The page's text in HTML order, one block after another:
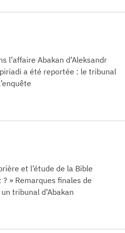
l’affaire Abakan d’Aleksandr
a été reportée : le tribunal
et l’étude de la Bible
» Remarques finales de
tribunal d’Abakan